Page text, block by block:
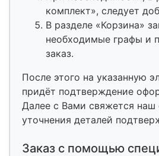
комплект», следует
В разделе «Корзина»
необходимые графы и
заказ.
После этого на указанную
придёт подтверждение
Далее с Вами свяжется наш
уточнения деталей
Заказ с помощью